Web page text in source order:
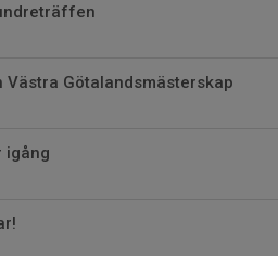
Götalandsmästerskap
igång